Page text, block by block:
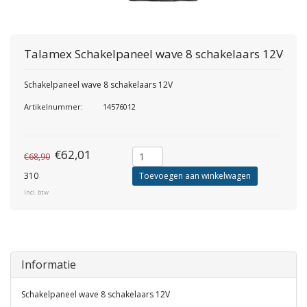
TalamexSchakelpaneel wave 8 schakelaars 12V
Schakelpaneel wave 8 schakelaars 12V
Artikelnummer: 14576012
€68,90 €62,01
310
Incl. btw
Toevoegen aan winkelwagen
Informatie
Schakelpaneel wave 8 schakelaars 12V